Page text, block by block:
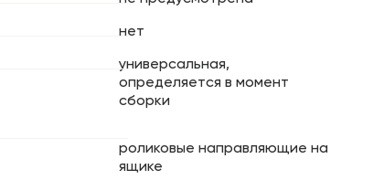
нет
универсальная,
определяется в момент
сборки
роликовые направляющие на
ящике